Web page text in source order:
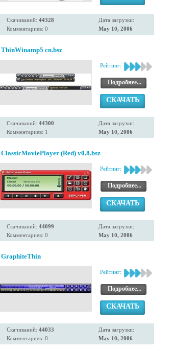
Скачиваний: 44328
Комментариев: 0
Дата загрузки:
May 10, 2006
ThinWinamp5 cn.bsz
Рейтинг:
Подробнее...
СКАЧАТЬ
Скачиваний: 44300
Комментариев: 1
Дата загрузки:
May 10, 2006
ClassicMoviePlayer (Red) v0.8.bsz
Рейтинг:
Подробнее...
СКАЧАТЬ
Скачиваний: 44099
Комментариев: 0
Дата загрузки:
May 10, 2006
GraphiteThin
Рейтинг:
Подробнее...
СКАЧАТЬ
Скачиваний: 44033
Комментариев: 0
Дата загрузки:
May 10, 2006